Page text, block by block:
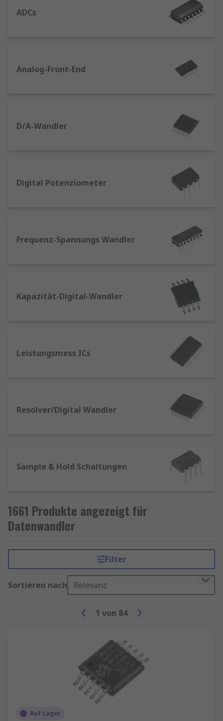
ADCs
Analog-Front-End
D/A-Wandler
Digital Potenziometer
Frequenz-Spannungs Wandler
Kapazität-Digital-Wandler
Leistungsmess ICs
Resolver/Digital Wandler
Sample & Hold Schaltungen
1661 Produkte angezeigt für
Datenwandler
Filter
Sortieren nach Relevanz
1 von 84
Auf Lager